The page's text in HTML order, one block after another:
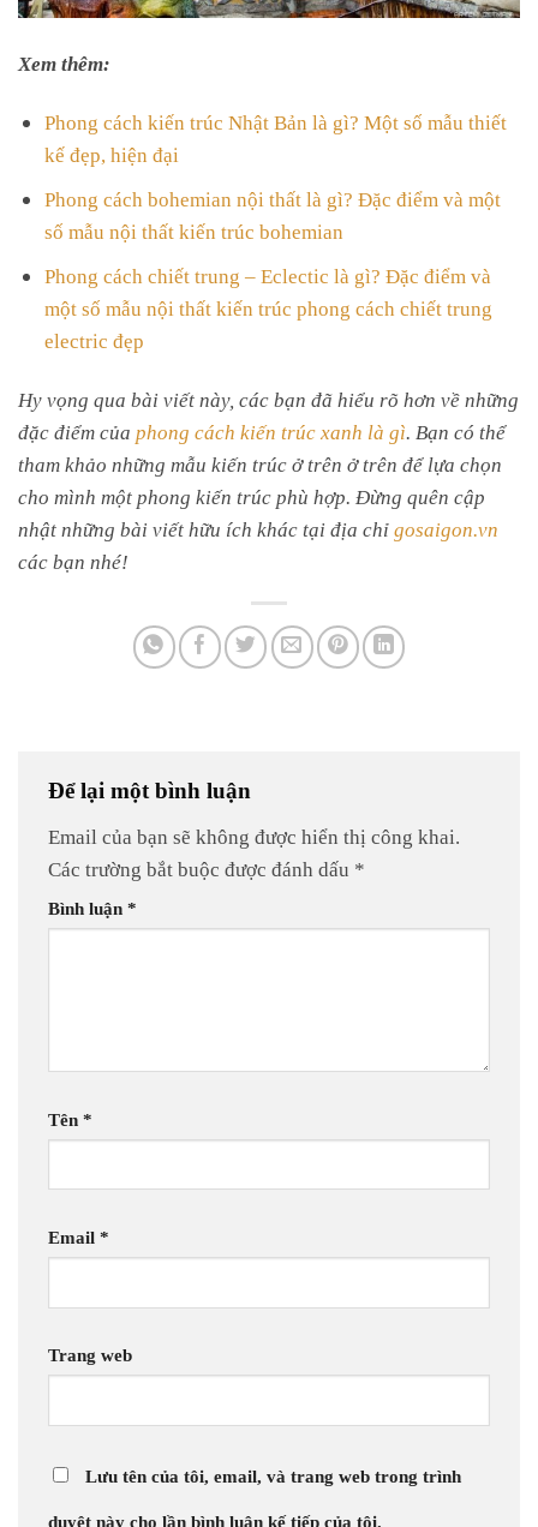
Xem thêm:
Phong cách kiến trúc Nhật Bản là gì? Một số mẫu thiết
kế đẹp, hiện đại
Phong cách bohemian nội thất là gì? Đặc điểm và một
số mẫu nội thất kiến trúc bohemian
Phong cách chiết trung – Eclectic là gì? Đặc điểm và
một số mẫu nội thất kiến trúc phong cách chiết trung
electric đẹp
Hy vọng qua bài viết này, các bạn đã hiểu rõ hơn về những
đặc điểm của phong cách kiến trúc xanh là gì . Bạn có thể
tham khảo những mẫu kiến trúc ở trên ở trên để lựa chọn
cho mình một phong kiến trúc phù hợp. Đừng quên cập
nhật những bài viết hữu ích khác tại địa chỉ gosaigon.vn
các bạn nhé!
Để lại một bình luận
Email của bạn sẽ không được hiển thị công khai.
Các trường bắt buộc được đánh dấu *
Bình luận *
Tên *
Email *
Trang web
Lưu tên của tôi, email, và trang web trong trình
duyệt này cho lần bình luận kế tiếp của tôi.